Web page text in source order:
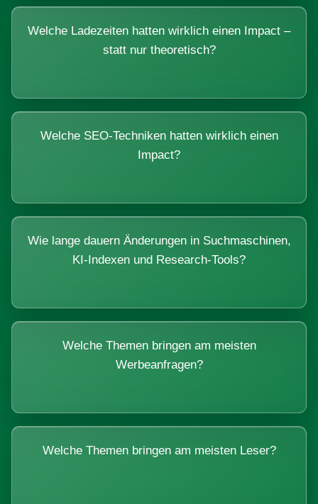
Welche Ladezeiten hatten wirklich einen Impact –
statt nur theoretisch?
Welche SEO-Techniken hatten wirklich einen
Impact?
Wie lange dauern Änderungen in Suchmaschinen,
KI-Indexen und Research-Tools?
Welche Themen bringen am meisten
Werbeanfragen?
Welche Themen bringen am meisten Leser?